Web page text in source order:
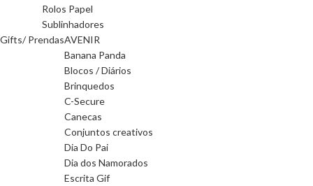
Rolos Papel
Sublinhadores
Gifts/ PrendasAVENIR
Banana Panda
Blocos / Diários
Brinquedos
C-Secure
Canecas
Conjuntos creativos
Dia Do Pai
Dia dos Namorados
Escrita Gif